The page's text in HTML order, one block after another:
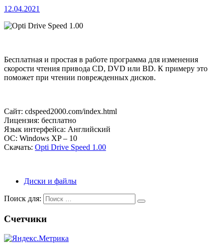
12.04.2021
Бесплатная и простая в работе программа для изменения
скорости чтения привода CD, DVD или BD. К примеру это
поможет при чтении поврежденных дисков.
Сайт: cdspeed2000.com/index.html
Лицензия: бесплатно
Язык интерфейса: Английский
ОС: Windows XP – 10
Скачать: Opti Drive Speed 1.00
Диски и файлы
Поиск для:
Счетчики